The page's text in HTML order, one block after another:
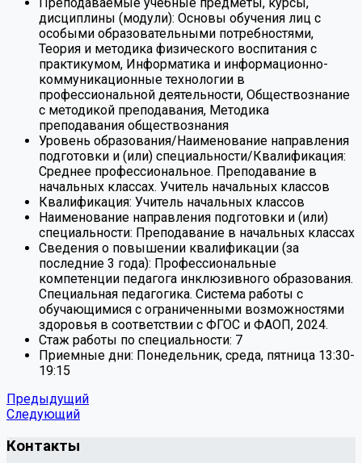
дисциплины (модули): Основы обучения лиц с
особыми образовательными потребностями,
Теория и методика физического воспитания с
практикумом, Информатика и информационно-
коммуникационные технологии в
профессиональной деятельности, Обществознание
с методикой преподавания, Методика
преподавания обществознания
Уровень образования/Наименование направления
подготовки и (или) специальности/Квалификация:
Среднее профессиональное. Преподавание в
начальных классах. Учитель начальных классов
Квалификация: Учитель начальных классов
Наименование направления подготовки и (или)
специальности: Преподавание в начальных классах
Сведения о повышении квалификации (за
последние 3 года): Профессиональные
компетенции педагога инклюзивного образования.
Специальная педагогика. Система работы с
обучающимися с ограниченными возможностями
здоровья в соответствии с ФГОС и ФАОП, 2024.
Cтаж работы по специальности: 7
Приемные дни: Понедельник, среда, пятница 13:30-
19:15
Предыдущий
Следующий
Контакты